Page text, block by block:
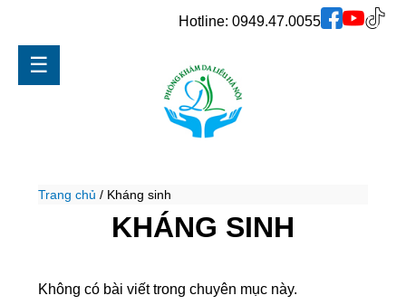
Hotline: 0949.47.0055
☰
Trang chủ / Kháng sinh
KHÁNG SINH
Không có bài viết trong chuyên mục này.